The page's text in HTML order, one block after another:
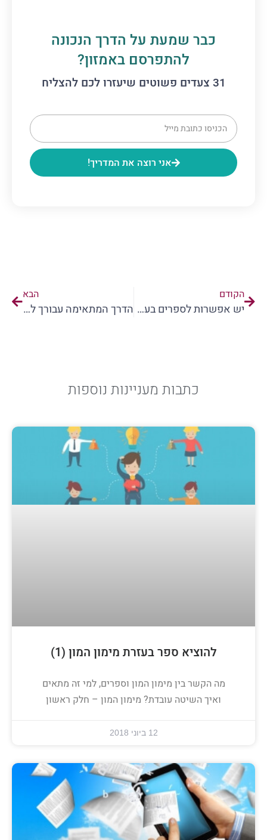
כבר שמעת על הדרך הנכונה
להתפרסם באמזון?
31 צעדים פשוטים שיעזרו לכם להצליח
אני רוצה את המדריך!
הקודם
יש אפשרות לספרים בעברית באמזון!
הבא
הדרך המתאימה עבורך להוצאת הספר שלך
כתבות מעניינות נוספות
להוציא ספר בעזרת מימון המון (1)
מה הקשר בין מימון המון וספרים, למי זה מתאים
ואיך השיטה עובדת? מימון המון – חלק ראשון
12 ביוני 2018